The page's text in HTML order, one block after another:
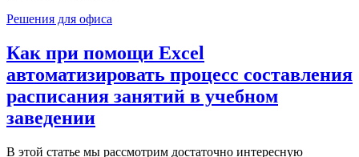
Решения для офиса
Как при помощи Excel
автоматизировать процесс составления
расписания занятий в учебном
заведении
В этой статье мы рассмотрим достаточно интересную